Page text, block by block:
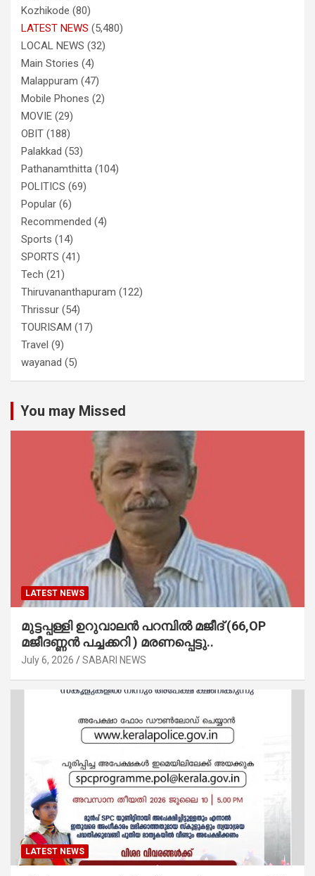
Kozhikode (80)
LATEST NEWS (5,480)
LOCAL NEWS (32)
Main Stories (4)
Malappuram (47)
Mobile Phones (2)
MOVIE (29)
OBIT (188)
Palakkad (53)
Pathanamthitta (104)
POLITICS (69)
Popular (6)
Recommended (4)
Sports (14)
SPORTS (41)
Tech (21)
Thiruvananthapuram (122)
Thrissur (54)
TOURISAM (17)
Travel (9)
wayanad (5)
You may Missed
LATEST NEWS
മുട്ടപ്പള്ളി ഉറുവാലൻ പറമ്പിൽ മജീദ് (66,OP
മജീദണ്ണൻ പച്ചക്കറി ) മരണപ്പെട്ടു..
July 6, 2026 SABARI NEWS
LATEST NEWS